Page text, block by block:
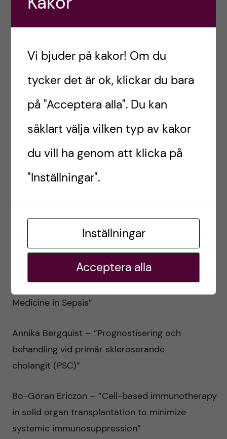
utveckling av demens och hemorragisk stroke”
Personalized treatment in ALS through
pathophysiological subtyping with advanced
Seniornivå
plasma biomarkörer vid diagnostik och
behandling av kognitiva sjukdomar”
Ann Langius-Eklöf – “To live better and longer
with prostate cancer: effects of supportive and
person-centered care assisted by mobile
technology within a primary health context”
Anna Norrby-Teglund – ”Data-driven Precision
Medicine in Sepsis”
Annika Bergquist – ”Prognostisering och
behandling vid primär skleroserande
cholangit (PSC)”
Bo-Göran Ericzon – ”Cell-based immunotherapy
in solid organ transplantation to minimize
systemic immunosuppression”
Vi bjuder på kakor! Om du
tycker det är ok, klickar du bara
på "Acceptera alla". Du kan
såklart välja vilken typ av kakor
du vill ha genom att klicka på
"Inställningar".
Inställningar
Acceptera alla